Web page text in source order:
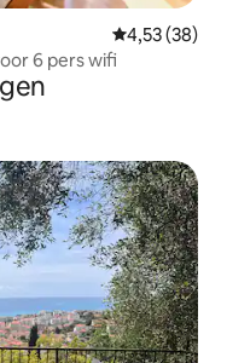
Gemiddelde
4,53 (38)
6 pers wifi